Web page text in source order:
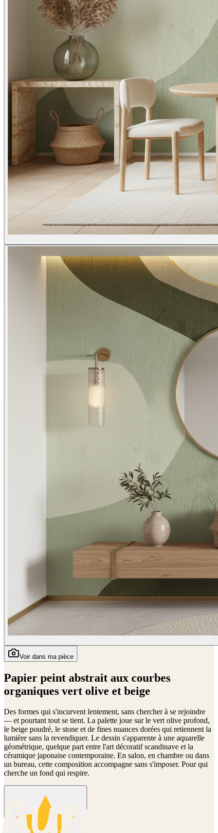
Voir dans ma pièce
Papier peint abstrait aux courbes
organiques vert olive et beige
Des formes qui s'incurvent lentement, sans chercher à se rejoindre
— et pourtant tout se tient. La palette joue sur le vert olive profond,
le beige poudré, le stone et de fines nuances dorées qui retiennent la
lumière sans la revendiquer. Le dessin s'apparente à une aquarelle
géométrique, quelque part entre l'art décoratif scandinave et la
céramique japonaise contemporaine. En salon, en chambre ou dans
un bureau, cette composition accompagne sans s'imposer. Pour qui
cherche un fond qui respire.